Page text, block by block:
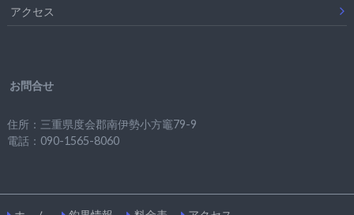
アクセス
お問合せ
住所：三重県度会郡南伊勢小方竈79-9
電話：090-1565-8060